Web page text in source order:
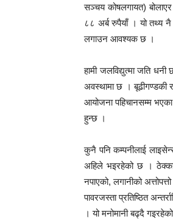
सञ्चय कोषलगायत)
८८ अर्ब रुपैयाँ । यो तथ्य
लगाउन आवश्यक छ ।
हामी जलविद्युत्मा जति
अवस्थामा छ । बूढीगण्डकी
आयोजना पहिचानसम्म
हुन्छ ।
कुनै पनि कम्पनीलाई
अहिले भइरहेको छ । ठेक्का
नपाएको, लगानीको
पावरजस्ता प्रतिष्ठित
। यो मनोमानी बढ्दै